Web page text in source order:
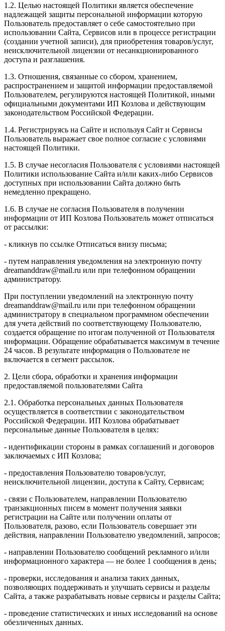
1.2. Целью настоящей Политики является обеспечение
надлежащей защиты персональной информации которую
Пользователь предоставляет о себе самостоятельно при
использовании Сайта, Сервисов или в процессе регистрации
(создании учетной записи), для приобретения товаров/услуг,
неисключительной лицензии от несанкционированного
доступа и разглашения.
1.3. Отношения, связанные со сбором, хранением,
распространением и защитой информации предоставляемой
Пользователем, регулируются настоящей Политикой, иными
официальными документами ИП Козловa и действующим
законодательством Российской Федерации.
1.4. Регистрируясь на Сайте и используя Сайт и Сервисы
Пользователь выражает свое полное согласие с условиями
настоящей Политики.
1.5. В случае несогласия Пользователя с условиями настоящей
Политики использование Сайта и/или каких-либо Сервисов
доступных при использовании Сайта должно быть
немедленно прекращено.
1.6. В случае не согласия Пользователя в получении
информации от ИП Козлова Пользователь может отписаться
от рассылки:
- кликнув по ссылке Отписаться внизу письма;
- путем направления уведомления на электронную почту
dreamanddraw@mail.ru или при телефонном обращении
администратору.
При поступлении уведомлений на электронную почту
dreamanddraw@mail.ru или при телефонном обращении
администратору в специальном программном обеспечении
для учета действий по соответствующему Пользователю,
создается обращение по итогам полученной от Пользователя
информации. Обращение обрабатывается максимум в течение
24 часов. В результате информация о Пользователе не
включается в сегмент рассылок.
2. Цели сбора, обработки и хранения информации
предоставляемой пользователями Сайта
2.1. Обработка персональных данных Пользователя
осуществляется в соответствии с законодательством
Российской Федерации. ИП Козловa обрабатывает
персональные данные Пользователя в целях:
- идентификации стороны в рамках соглашений и договоров
заключаемых с ИП Козлова;
- предоставления Пользователю товаров/услуг,
неисключительной лицензии, доступа к Сайту, Сервисам;
- связи с Пользователем, направлении Пользователю
транзакционных писем в момент получения заявки
регистрации на Сайте или получении оплаты от
Пользователя, разово, если Пользователь совершает эти
действия, направлении Пользователю уведомлений, запросов;
- направлении Пользователю сообщений рекламного и/или
информационного характера — не более 1 сообщения в день;
- проверки, исследования и анализа таких данных,
позволяющих поддерживать и улучшать сервисы и разделы
Сайта, а также разрабатывать новые сервисы и разделы Сайта;
- проведение статистических и иных исследований на основе
обезличенных данных.